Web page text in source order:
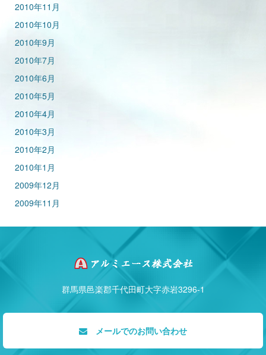
2010年11月
2010年10月
2010年9月
2010年7月
2010年6月
2010年5月
2010年4月
2010年3月
2010年2月
2010年1月
2009年12月
2009年11月
群馬県邑楽郡千代田町大字赤岩3296-1
メールでのお問い合わせ